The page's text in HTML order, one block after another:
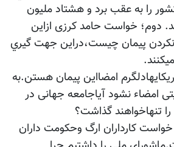
را به عقب برد و هشتاد ملیون
دوم؛ خواست حامد کرزی ازاین
پیمان چیست،دراين جهت گيري
امضااين پيمان هستن.به
امضاء نشود آیاجامعه جهانی در
تنهاخواهند گذاشت؟
كارداران ارگ وحكومت داران